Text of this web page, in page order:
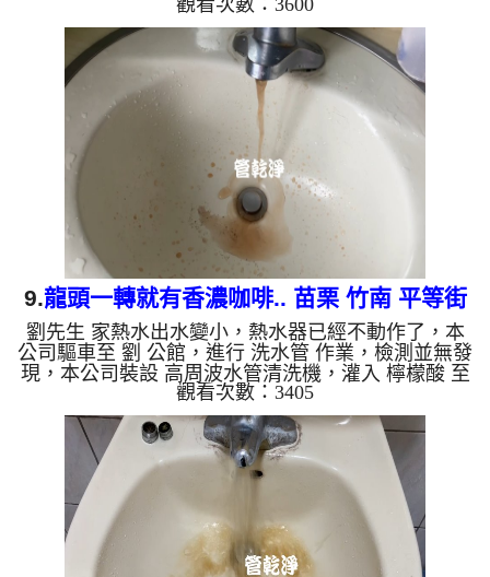
水管，等了約15分，開啟 水管清洗機 ，啟動 螺旋
波 模式，一洗水管就流出髒水，就像是中藥湯，二
個多小時後，熱水出水量恢復熱水器也正常了。 如
是自來水，如水管老化，會產生鐵鏽跟泥沙堆積，洗
出來的水就會是咖啡色，地下水含有氧化錳，管壁上
會結成黑色管垢，洗出來的水會跟石油一樣黑，有些
洗出綠色的水，是因為裡面有銅的物質，生鏽產生銅
綠，如是藍色的水，是...
觀看次數：3600
9.龍頭一轉就有香濃咖啡.. 苗栗 竹南 平等街
洗水管
劉先生 家熱水出水變小，熱水器已經不動作了，本
公司驅車至 劉 公館，進行 洗水管 作業，檢測並無發
現，本公司裝設 高周波水管清洗機，灌入 檸檬酸 至
水管，等了約15分，開啟 水管清洗機 ，啟動 螺旋
波 模式，一洗水管就流出髒水，突然出現咖啡，二
個多小時後，熱水出水量恢復熱水器也正常了。 如
是自來水，如水管老化，會產生鐵鏽跟泥沙堆積，洗
出來的水就會是咖啡色，地下水含有氧化錳，管壁上
會結成黑色管垢，洗出來的水會跟石油一樣黑，有些
洗出綠色的水，是因為裡面有銅的物質，生鏽產生銅
綠，如是藍色的水，是...
觀看次數：3405